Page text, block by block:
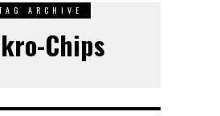
ARCHIVE
Chips